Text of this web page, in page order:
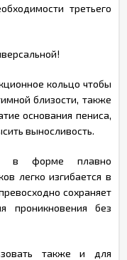
третьего
кольцо чтобы
близости, также
основания пениса,
выносливость.
в форме плавно
легко изгибается в
сохраняет
проникновения без
также и для